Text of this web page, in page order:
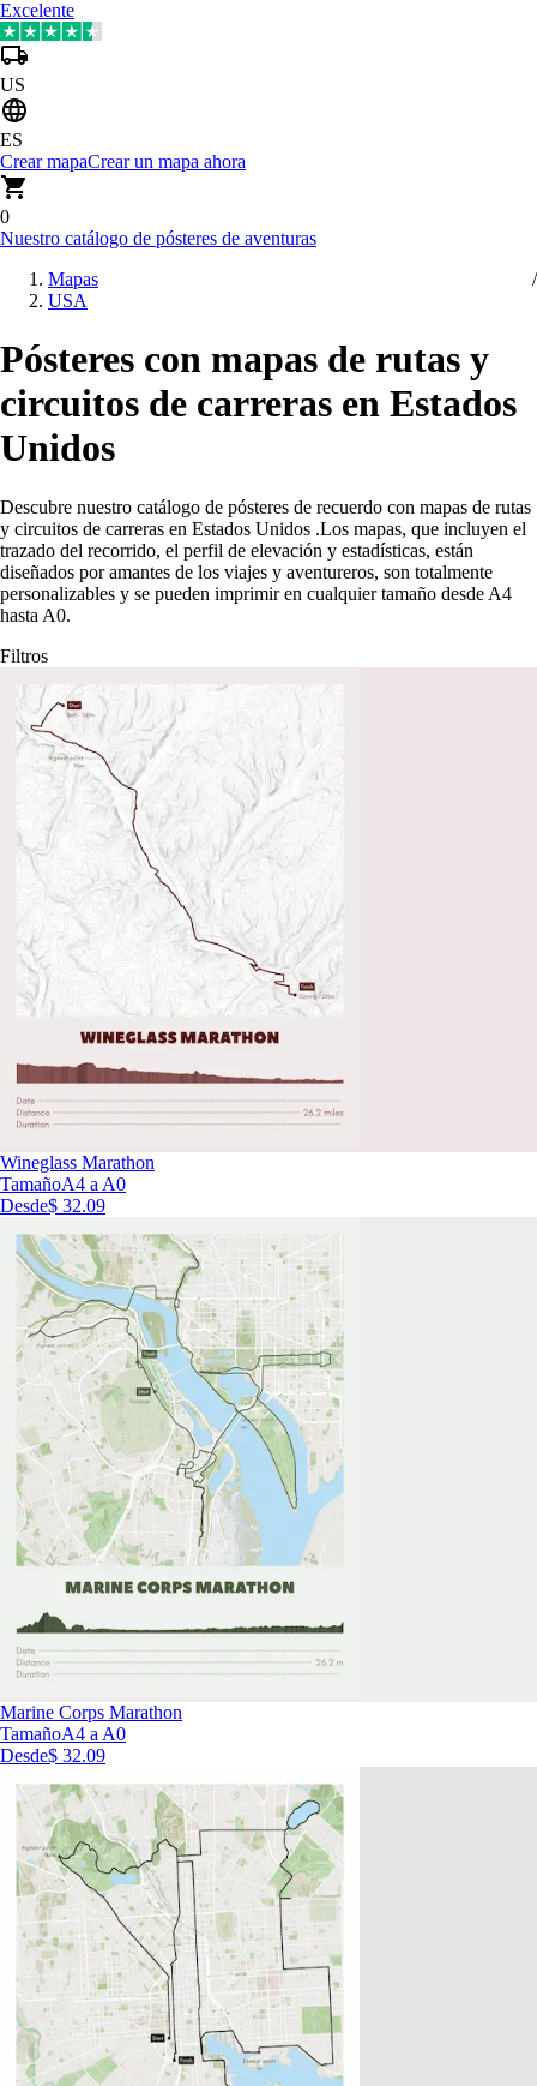
Excelente
US
ES
Crear mapaCrear un mapa ahora
0
Nuestro catálogo de pósteres de aventuras
Mapas
USA
Pósteres con mapas de rutas y
circuitos de carreras en Estados
Unidos
Descubre nuestro catálogo de pósteres de recuerdo con mapas de rutas
y circuitos de carreras en Estados Unidos .Los mapas, que incluyen el
trazado del recorrido, el perfil de elevación y estadísticas, están
diseñados por amantes de los viajes y aventureros, son totalmente
personalizables y se pueden imprimir en cualquier tamaño desde A4
hasta A0.
Filtros
Wineglass Marathon
TamañoA4 a A0
Desde$ 32.09
Marine Corps Marathon
TamañoA4 a A0
Desde$ 32.09